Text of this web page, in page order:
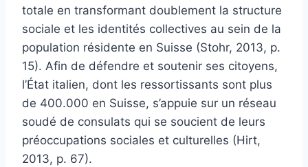
totale en transformant doublement la structure
sociale et les identités collectives au sein de la
population résidente en Suisse (Stohr, 2013, p.
15). Afin de défendre et soutenir ses citoyens,
l’État italien, dont les ressortissants sont plus
de 400.000 en Suisse, s’appuie sur un réseau
soudé de consulats qui se soucient de leurs
préoccupations sociales et culturelles (Hirt,
2013, p. 67).